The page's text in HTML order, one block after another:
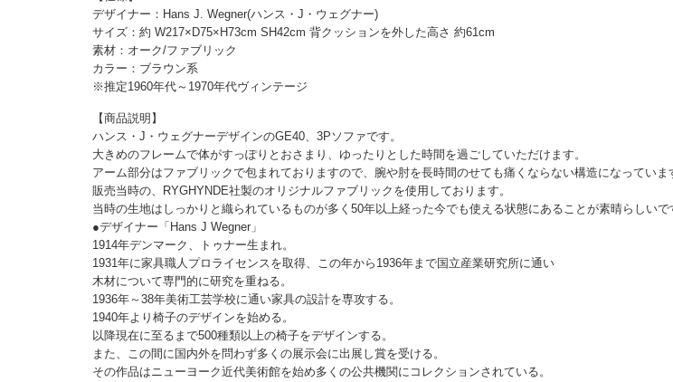
デザイナー：Hans J. Wegner(ハンス・J・ウェグナー)
サイズ：約 W217×D75×H73cm SH42cm 背クッションを外した高さ 約61cm
素材：オーク/ファブリック
カラー：ブラウン系
※推定1960年代～1970年代ヴィンテージ
【商品説明】
ハンス・J・ウェグナーデザインのGE40、3Pソファです。
大きめのフレームで体がすっぽりとおさまり、ゆったりとした時間を過ごしていただけます。
アーム部分はファブリックで包まれておりますので、腕や肘を長時間のせても痛くならない構造になっていま
販売当時の、RYGHYNDE社製のオリジナルファブリックを使用しております。
当時の生地はしっかりと織られているものが多く50年以上経った今でも使える状態にあることが素晴らしいで
●デザイナー「Hans J Wegner」
1914年デンマーク、トゥナー生まれ。
1931年に家具職人プロライセンスを取得、この年から1936年まで国立産業研究所に通い
木材について専門的に研究を重ねる。
1936年～38年美術工芸学校に通い家具の設計を専攻する。
1940年より椅子のデザインを始める。
以降現在に至るまで500種類以上の椅子をデザインする。
また、この間に国内外を問わず多くの展示会に出展し賞を受ける。
その作品はニューヨーク近代美術館を始め多くの公共機関にコレクションされている。